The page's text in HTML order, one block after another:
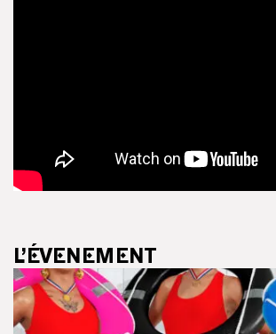
L’ÉVENEMENT